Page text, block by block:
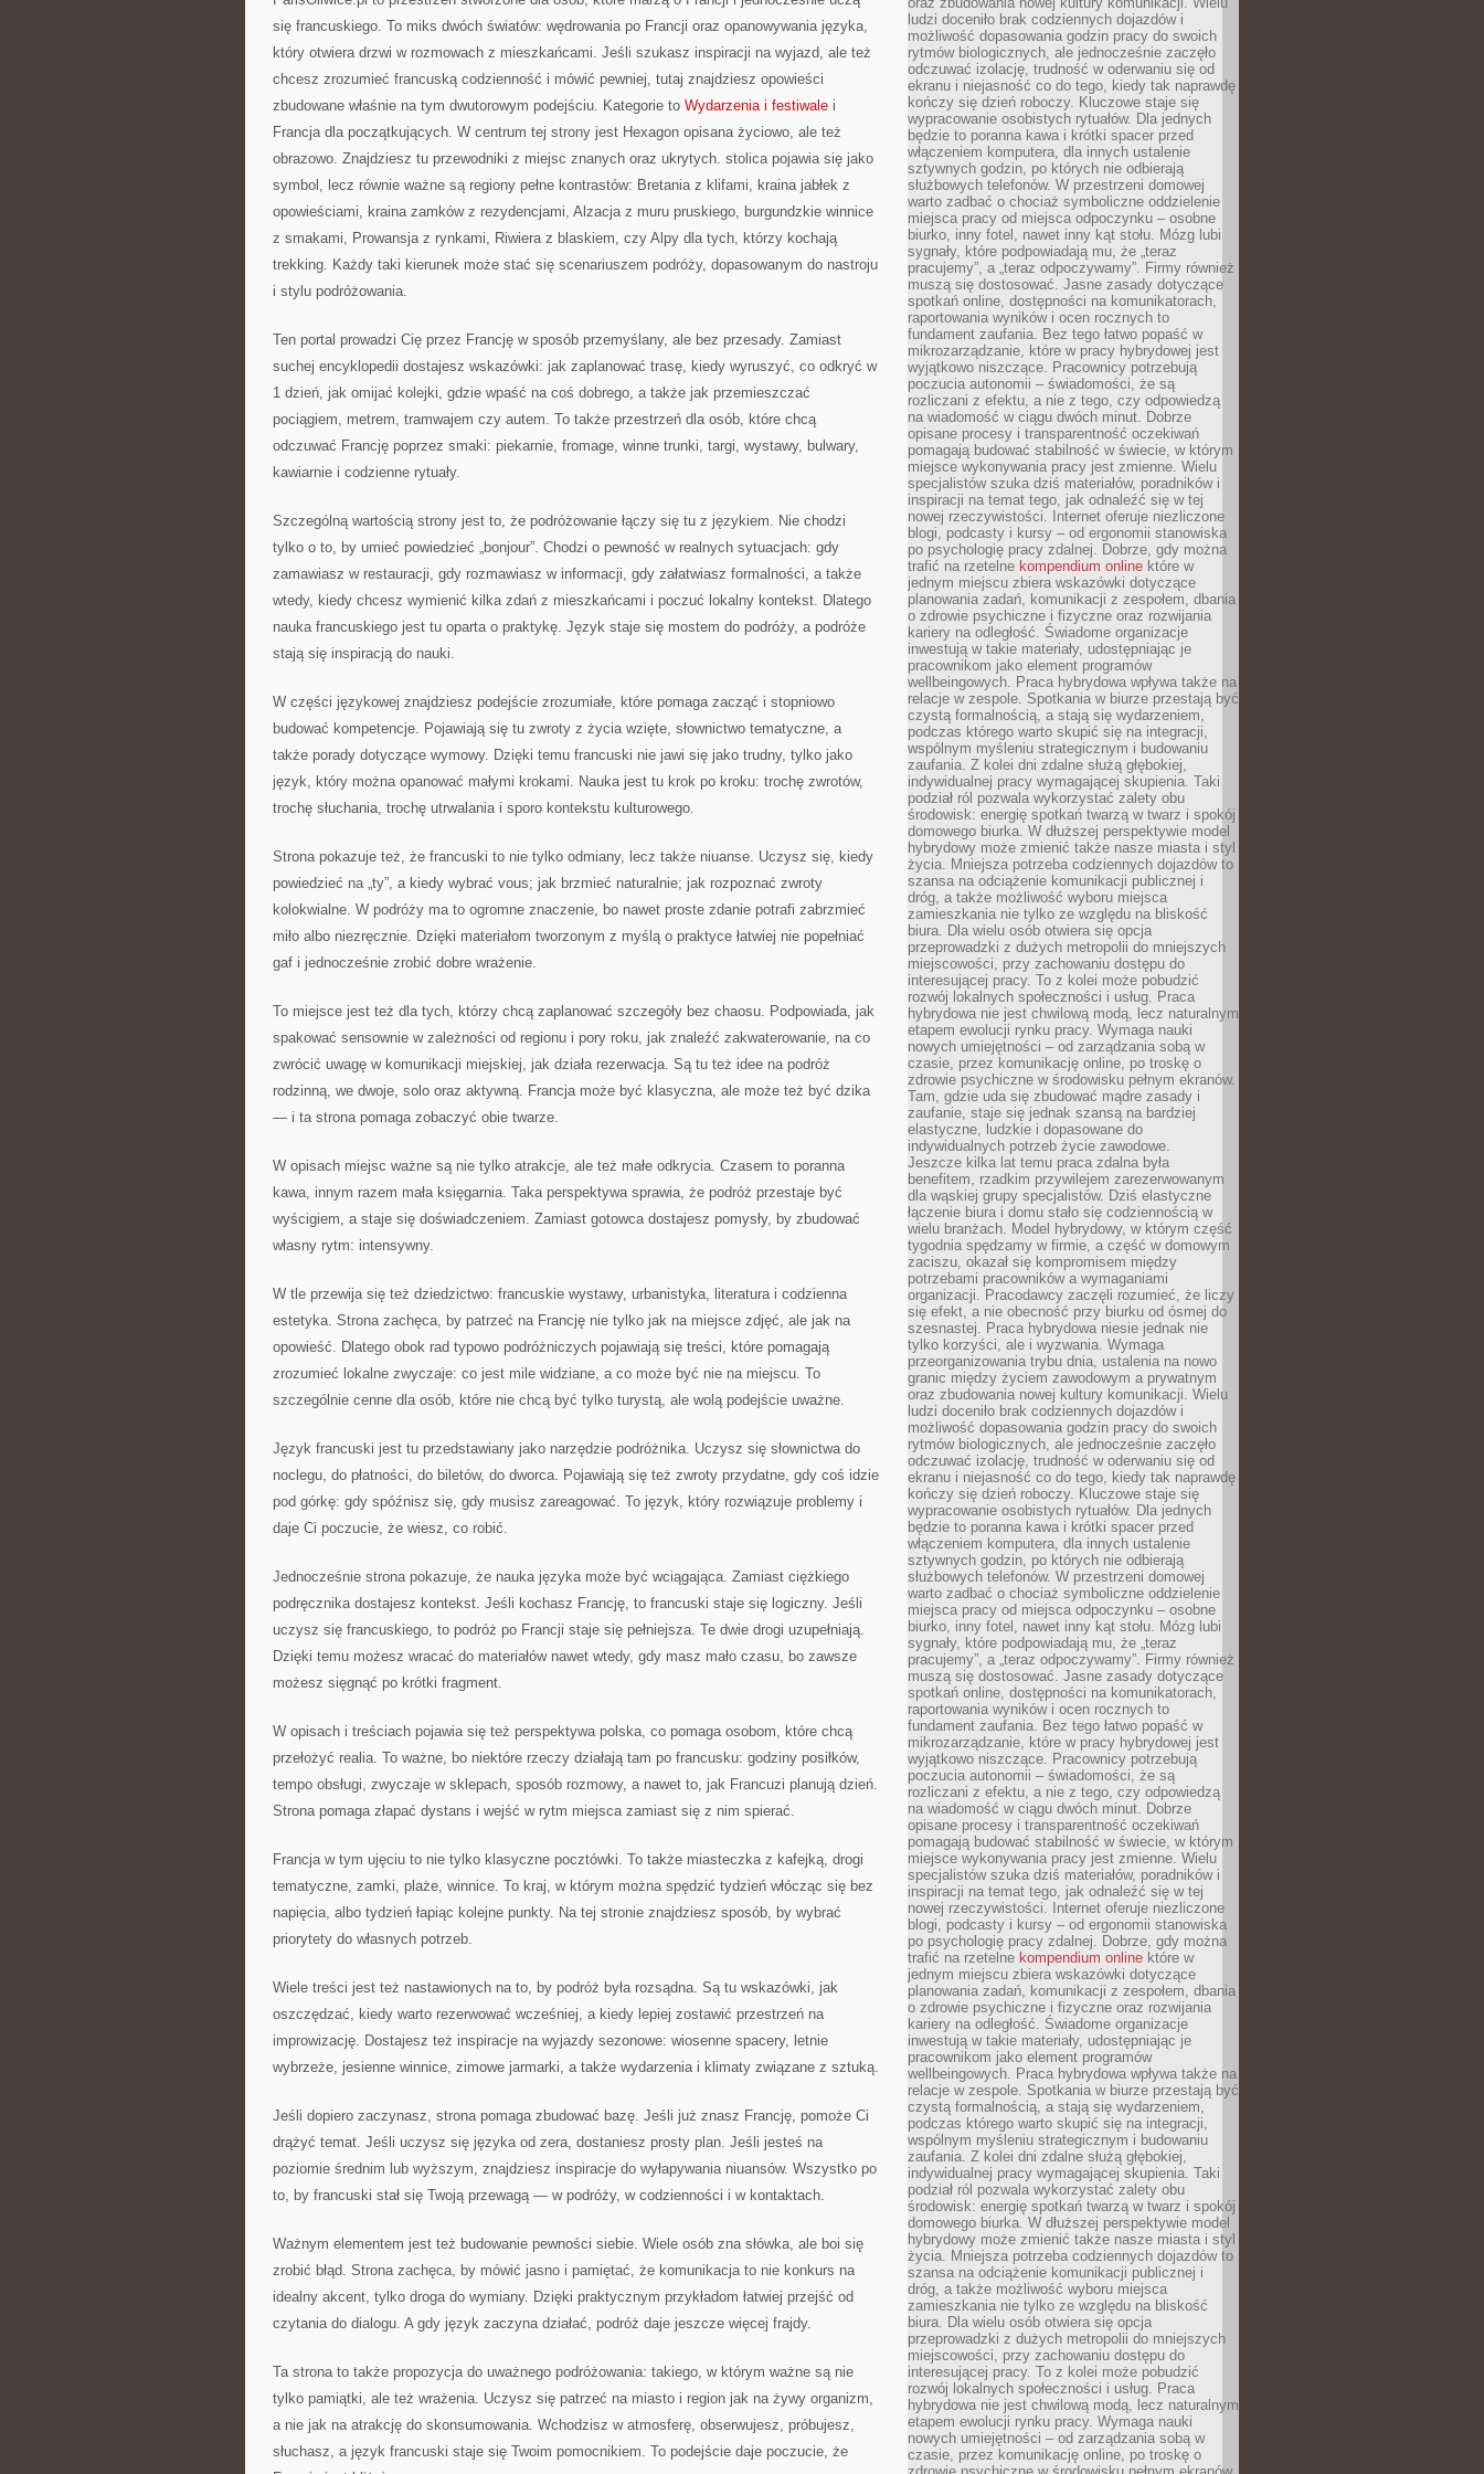
się francuskiego. To miks dwóch światów: wędrowania po Francji oraz opanowywania języka,
który otwiera drzwi w rozmowach z mieszkańcami. Jeśli szukasz inspiracji na wyjazd, ale też
chcesz zrozumieć francuską codzienność i mówić pewniej, tutaj znajdziesz opowieści
zbudowane właśnie na tym dwutorowym podejściu. Kategorie to Wydarzenia i festiwale i
Francja dla początkujących. W centrum tej strony jest Hexagon opisana życiowo, ale też
obrazowo. Znajdziesz tu przewodniki z miejsc znanych oraz ukrytych. stolica pojawia się jako
symbol, lecz równie ważne są regiony pełne kontrastów: Bretania z klifami, kraina jabłek z
opowieściami, kraina zamków z rezydencjami, Alzacja z muru pruskiego, burgundzkie winnice
z smakami, Prowansja z rynkami, Riwiera z blaskiem, czy Alpy dla tych, którzy kochają
trekking. Każdy taki kierunek może stać się scenariuszem podróży, dopasowanym do nastroju
i stylu podróżowania.
Ten portal prowadzi Cię przez Francję w sposób przemyślany, ale bez przesady. Zamiast
suchej encyklopedii dostajesz wskazówki: jak zaplanować trasę, kiedy wyruszyć, co odkryć w
1 dzień, jak omijać kolejki, gdzie wpaść na coś dobrego, a także jak przemieszczać
pociągiem, metrem, tramwajem czy autem. To także przestrzeń dla osób, które chcą
odczuwać Francję poprzez smaki: piekarnie, fromage, winne trunki, targi, wystawy, bulwary,
kawiarnie i codzienne rytuały.
Szczególną wartością strony jest to, że podróżowanie łączy się tu z językiem. Nie chodzi
tylko o to, by umieć powiedzieć „bonjour”. Chodzi o pewność w realnych sytuacjach: gdy
zamawiasz w restauracji, gdy rozmawiasz w informacji, gdy załatwiasz formalności, a także
wtedy, kiedy chcesz wymienić kilka zdań z mieszkańcami i poczuć lokalny kontekst. Dlatego
nauka francuskiego jest tu oparta o praktykę. Język staje się mostem do podróży, a podróże
stają się inspiracją do nauki.
W części językowej znajdziesz podejście zrozumiałe, które pomaga zacząć i stopniowo
budować kompetencje. Pojawiają się tu zwroty z życia wzięte, słownictwo tematyczne, a
także porady dotyczące wymowy. Dzięki temu francuski nie jawi się jako trudny, tylko jako
język, który można opanować małymi krokami. Nauka jest tu krok po kroku: trochę zwrotów,
trochę słuchania, trochę utrwalania i sporo kontekstu kulturowego.
Strona pokazuje też, że francuski to nie tylko odmiany, lecz także niuanse. Uczysz się, kiedy
powiedzieć na „ty”, a kiedy wybrać vous; jak brzmieć naturalnie; jak rozpoznać zwroty
kolokwialne. W podróży ma to ogromne znaczenie, bo nawet proste zdanie potrafi zabrzmieć
miło albo niezręcznie. Dzięki materiałom tworzonym z myślą o praktyce łatwiej nie popełniać
gaf i jednocześnie zrobić dobre wrażenie.
To miejsce jest też dla tych, którzy chcą zaplanować szczegóły bez chaosu. Podpowiada, jak
spakować sensownie w zależności od regionu i pory roku, jak znaleźć zakwaterowanie, na co
zwrócić uwagę w komunikacji miejskiej, jak działa rezerwacja. Są tu też idee na podróż
rodzinną, we dwoje, solo oraz aktywną. Francja może być klasyczna, ale może też być dzika
— i ta strona pomaga zobaczyć obie twarze.
W opisach miejsc ważne są nie tylko atrakcje, ale też małe odkrycia. Czasem to poranna
kawa, innym razem mała księgarnia. Taka perspektywa sprawia, że podróż przestaje być
wyścigiem, a staje się doświadczeniem. Zamiast gotowca dostajesz pomysły, by zbudować
własny rytm: intensywny.
W tle przewija się też dziedzictwo: francuskie wystawy, urbanistyka, literatura i codzienna
estetyka. Strona zachęca, by patrzeć na Francję nie tylko jak na miejsce zdjęć, ale jak na
opowieść. Dlatego obok rad typowo podróżniczych pojawiają się treści, które pomagają
zrozumieć lokalne zwyczaje: co jest mile widziane, a co może być nie na miejscu. To
szczególnie cenne dla osób, które nie chcą być tylko turystą, ale wolą podejście uważne.
Język francuski jest tu przedstawiany jako narzędzie podróżnika. Uczysz się słownictwa do
noclegu, do płatności, do biletów, do dworca. Pojawiają się też zwroty przydatne, gdy coś idzie
pod górkę: gdy spóźnisz się, gdy musisz zareagować. To język, który rozwiązuje problemy i
daje Ci poczucie, że wiesz, co robić.
Jednocześnie strona pokazuje, że nauka języka może być wciągająca. Zamiast ciężkiego
podręcznika dostajesz kontekst. Jeśli kochasz Francję, to francuski staje się logiczny. Jeśli
uczysz się francuskiego, to podróż po Francji staje się pełniejsza. Te dwie drogi uzupełniają.
Dzięki temu możesz wracać do materiałów nawet wtedy, gdy masz mało czasu, bo zawsze
możesz sięgnąć po krótki fragment.
W opisach i treściach pojawia się też perspektywa polska, co pomaga osobom, które chcą
przełożyć realia. To ważne, bo niektóre rzeczy działają tam po francusku: godziny posiłków,
tempo obsługi, zwyczaje w sklepach, sposób rozmowy, a nawet to, jak Francuzi planują dzień.
Strona pomaga złapać dystans i wejść w rytm miejsca zamiast się z nim spierać.
Francja w tym ujęciu to nie tylko klasyczne pocztówki. To także miasteczka z kafejką, drogi
tematyczne, zamki, plaże, winnice. To kraj, w którym można spędzić tydzień włócząc się bez
napięcia, albo tydzień łapiąc kolejne punkty. Na tej stronie znajdziesz sposób, by wybrać
priorytety do własnych potrzeb.
Wiele treści jest też nastawionych na to, by podróż była rozsądna. Są tu wskazówki, jak
oszczędzać, kiedy warto rezerwować wcześniej, a kiedy lepiej zostawić przestrzeń na
improwizację. Dostajesz też inspiracje na wyjazdy sezonowe: wiosenne spacery, letnie
wybrzeże, jesienne winnice, zimowe jarmarki, a także wydarzenia i klimaty związane z sztuką.
Jeśli dopiero zaczynasz, strona pomaga zbudować bazę. Jeśli już znasz Francję, pomoże Ci
drążyć temat. Jeśli uczysz się języka od zera, dostaniesz prosty plan. Jeśli jesteś na
poziomie średnim lub wyższym, znajdziesz inspiracje do wyłapywania niuansów. Wszystko po
to, by francuski stał się Twoją przewagą — w podróży, w codzienności i w kontaktach.
Ważnym elementem jest też budowanie pewności siebie. Wiele osób zna słówka, ale boi się
zrobić błąd. Strona zachęca, by mówić jasno i pamiętać, że komunikacja to nie konkurs na
idealny akcent, tylko droga do wymiany. Dzięki praktycznym przykładom łatwiej przejść od
czytania do dialogu. A gdy język zaczyna działać, podróż daje jeszcze więcej frajdy.
Ta strona to także propozycja do uważnego podróżowania: takiego, w którym ważne są nie
tylko pamiątki, ale też wrażenia. Uczysz się patrzeć na miasto i region jak na żywy organizm,
a nie jak na atrakcję do skonsumowania. Wchodzisz w atmosferę, obserwujesz, próbujesz,
słuchasz, a język francuski staje się Twoim pomocnikiem. To podejście daje poczucie, że
ludzi doceniło brak codziennych dojazdów i
możliwość dopasowania godzin pracy do swoich
rytmów biologicznych, ale jednocześnie zaczęło
odczuwać izolację, trudność w oderwaniu się od
ekranu i niejasność co do tego, kiedy tak naprawdę
kończy się dzień roboczy. Kluczowe staje się
wypracowanie osobistych rytuałów. Dla jednych
będzie to poranna kawa i krótki spacer przed
włączeniem komputera, dla innych ustalenie
sztywnych godzin, po których nie odbierają
służbowych telefonów. W przestrzeni domowej
warto zadbać o chociaż symboliczne oddzielenie
miejsca pracy od miejsca odpoczynku – osobne
biurko, inny fotel, nawet inny kąt stołu. Mózg lubi
sygnały, które podpowiadają mu, że „teraz
pracujemy”, a „teraz odpoczywamy”. Firmy również
muszą się dostosować. Jasne zasady dotyczące
spotkań online, dostępności na komunikatorach,
raportowania wyników i ocen rocznych to
fundament zaufania. Bez tego łatwo popaść w
mikrozarządzanie, które w pracy hybrydowej jest
wyjątkowo niszczące. Pracownicy potrzebują
poczucia autonomii – świadomości, że są
rozliczani z efektu, a nie z tego, czy odpowiedzą
na wiadomość w ciągu dwóch minut. Dobrze
opisane procesy i transparentność oczekiwań
pomagają budować stabilność w świecie, w którym
miejsce wykonywania pracy jest zmienne. Wielu
specjalistów szuka dziś materiałów, poradników i
inspiracji na temat tego, jak odnaleźć się w tej
nowej rzeczywistości. Internet oferuje niezliczone
blogi, podcasty i kursy – od ergonomii stanowiska
po psychologię pracy zdalnej. Dobrze, gdy można
trafić na rzetelne kompendium online które w
jednym miejscu zbiera wskazówki dotyczące
planowania zadań, komunikacji z zespołem, dbania
o zdrowie psychiczne i fizyczne oraz rozwijania
kariery na odległość. Świadome organizacje
inwestują w takie materiały, udostępniając je
pracownikom jako element programów
wellbeingowych. Praca hybrydowa wpływa także na
relacje w zespole. Spotkania w biurze przestają być
czystą formalnością, a stają się wydarzeniem,
podczas którego warto skupić się na integracji,
wspólnym myśleniu strategicznym i budowaniu
zaufania. Z kolei dni zdalne służą głębokiej,
indywidualnej pracy wymagającej skupienia. Taki
podział ról pozwala wykorzystać zalety obu
środowisk: energię spotkań twarzą w twarz i spokój
domowego biurka. W dłuższej perspektywie model
hybrydowy może zmienić także nasze miasta i styl
życia. Mniejsza potrzeba codziennych dojazdów to
szansa na odciążenie komunikacji publicznej i
dróg, a także możliwość wyboru miejsca
zamieszkania nie tylko ze względu na bliskość
biura. Dla wielu osób otwiera się opcja
przeprowadzki z dużych metropolii do mniejszych
miejscowości, przy zachowaniu dostępu do
interesującej pracy. To z kolei może pobudzić
rozwój lokalnych społeczności i usług. Praca
hybrydowa nie jest chwilową modą, lecz naturalnym
etapem ewolucji rynku pracy. Wymaga nauki
nowych umiejętności – od zarządzania sobą w
czasie, przez komunikację online, po troskę o
zdrowie psychiczne w środowisku pełnym ekranów.
Tam, gdzie uda się zbudować mądre zasady i
zaufanie, staje się jednak szansą na bardziej
elastyczne, ludzkie i dopasowane do
indywidualnych potrzeb życie zawodowe.
Jeszcze kilka lat temu praca zdalna była
benefitem, rzadkim przywilejem zarezerwowanym
dla wąskiej grupy specjalistów. Dziś elastyczne
łączenie biura i domu stało się codziennością w
wielu branżach. Model hybrydowy, w którym część
tygodnia spędzamy w firmie, a część w domowym
zaciszu, okazał się kompromisem między
potrzebami pracowników a wymaganiami
organizacji. Pracodawcy zaczęli rozumieć, że liczy
się efekt, a nie obecność przy biurku od ósmej do
szesnastej. Praca hybrydowa niesie jednak nie
tylko korzyści, ale i wyzwania. Wymaga
przeorganizowania trybu dnia, ustalenia na nowo
granic między życiem zawodowym a prywatnym
oraz zbudowania nowej kultury komunikacji. Wielu
ludzi doceniło brak codziennych dojazdów i
możliwość dopasowania godzin pracy do swoich
rytmów biologicznych, ale jednocześnie zaczęło
odczuwać izolację, trudność w oderwaniu się od
ekranu i niejasność co do tego, kiedy tak naprawdę
kończy się dzień roboczy. Kluczowe staje się
wypracowanie osobistych rytuałów. Dla jednych
będzie to poranna kawa i krótki spacer przed
włączeniem komputera, dla innych ustalenie
sztywnych godzin, po których nie odbierają
służbowych telefonów. W przestrzeni domowej
warto zadbać o chociaż symboliczne oddzielenie
miejsca pracy od miejsca odpoczynku – osobne
biurko, inny fotel, nawet inny kąt stołu. Mózg lubi
sygnały, które podpowiadają mu, że „teraz
pracujemy”, a „teraz odpoczywamy”. Firmy również
muszą się dostosować. Jasne zasady dotyczące
spotkań online, dostępności na komunikatorach,
raportowania wyników i ocen rocznych to
fundament zaufania. Bez tego łatwo popaść w
mikrozarządzanie, które w pracy hybrydowej jest
wyjątkowo niszczące. Pracownicy potrzebują
poczucia autonomii – świadomości, że są
rozliczani z efektu, a nie z tego, czy odpowiedzą
na wiadomość w ciągu dwóch minut. Dobrze
opisane procesy i transparentność oczekiwań
pomagają budować stabilność w świecie, w którym
miejsce wykonywania pracy jest zmienne. Wielu
specjalistów szuka dziś materiałów, poradników i
inspiracji na temat tego, jak odnaleźć się w tej
nowej rzeczywistości. Internet oferuje niezliczone
blogi, podcasty i kursy – od ergonomii stanowiska
po psychologię pracy zdalnej. Dobrze, gdy można
trafić na rzetelne kompendium online które w
jednym miejscu zbiera wskazówki dotyczące
planowania zadań, komunikacji z zespołem, dbania
o zdrowie psychiczne i fizyczne oraz rozwijania
kariery na odległość. Świadome organizacje
inwestują w takie materiały, udostępniając je
pracownikom jako element programów
wellbeingowych. Praca hybrydowa wpływa także na
relacje w zespole. Spotkania w biurze przestają być
czystą formalnością, a stają się wydarzeniem,
podczas którego warto skupić się na integracji,
wspólnym myśleniu strategicznym i budowaniu
zaufania. Z kolei dni zdalne służą głębokiej,
indywidualnej pracy wymagającej skupienia. Taki
podział ról pozwala wykorzystać zalety obu
środowisk: energię spotkań twarzą w twarz i spokój
domowego biurka. W dłuższej perspektywie model
hybrydowy może zmienić także nasze miasta i styl
życia. Mniejsza potrzeba codziennych dojazdów to
szansa na odciążenie komunikacji publicznej i
dróg, a także możliwość wyboru miejsca
zamieszkania nie tylko ze względu na bliskość
biura. Dla wielu osób otwiera się opcja
przeprowadzki z dużych metropolii do mniejszych
miejscowości, przy zachowaniu dostępu do
interesującej pracy. To z kolei może pobudzić
rozwój lokalnych społeczności i usług. Praca
hybrydowa nie jest chwilową modą, lecz naturalnym
etapem ewolucji rynku pracy. Wymaga nauki
nowych umiejętności – od zarządzania sobą w
czasie, przez komunikację online, po troskę o